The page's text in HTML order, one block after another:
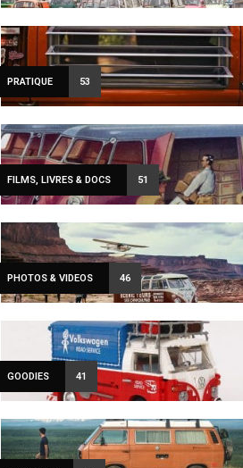
PRATIQUE 53
FILMS, LIVRES & DOCS 51
PHOTOS & VIDEOS 46
GOODIES 41